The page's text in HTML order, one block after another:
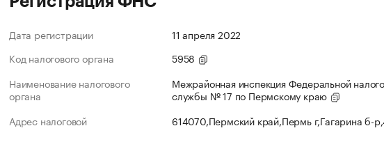
Дата регистрации
11 апреля 2022
Код налогового органа
5958
Наименование налогового
органа
Межрайонная инспекция Федеральной
службы № 17 по Пермскому краю
Адрес налоговой
614070,Пермский край,Пермь г,Гагарина б-